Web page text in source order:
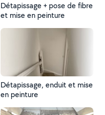
Détapissage + pose de fibre
et mise en peinture
Détapissage, enduit et mise
en peinture